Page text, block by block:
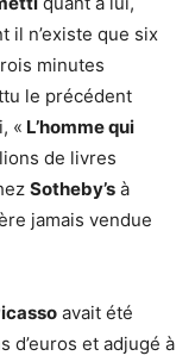
il n’existe que six
minutes
le précédent
« L’homme qui
de livres
Sotheby’s à
jamais vendue
avait été
d’euros et adjugé à